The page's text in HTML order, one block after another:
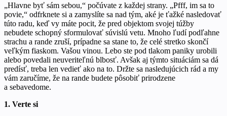
„Hlavne byť sám sebou,“ počúvate z každej strany. „Pfff, im sa to
povie,“ odfrknete si a zamyslíte sa nad tým, aké je ťažké nasledovať
túto radu, keď vy máte pocit, že pred objektom svojej túžby
nebudete schopný sformulovať súvislú vetu. Mnoho ľudí podľahne
strachu a rande zruší, prípadne sa stane to, že celé stretko skončí
veľkým fiaskom. Vašou vinou. Lebo ste pod tlakom paniky urobili
alebo povedali neuveriteľnú blbosť. Avšak aj týmto situáciám sa dá
predísť, treba len vedieť ako na to. Držte sa nasledujúcich rád a my
vám zaručíme, že na rande budete pôsobiť prirodzene
a sebavedome.
1. Verte si